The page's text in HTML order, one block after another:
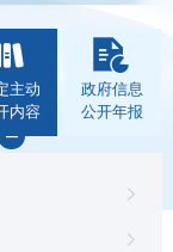
主动
内容
政府信息
公开年报